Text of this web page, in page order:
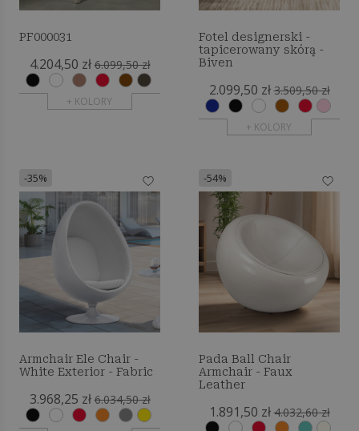
PF000031
4.204,50 zł 6.099,50 zł
+ KOLORY
Fotel designerski -
tapicerowany skórą -
Biven
2.099,50 zł 3.509,50 zł
+ KOLORY
-35%
Armchair Ele Chair -
White Exterior - Fabric
3.968,25 zł 6.034,50 zł
-54%
Pada Ball Chair
Armchair - Faux
Leather
1.891,50 zł 4.032,60 zł